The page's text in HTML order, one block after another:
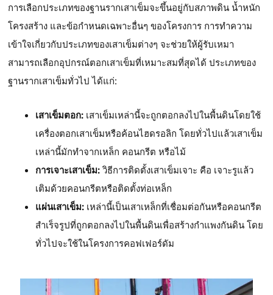
การเลือกประเภทของฐานรากเสาเข็มจะขึ้นอยู่กับสภาพดิน น้ำหนัก
โครงสร้าง และข้อกำหนดเฉพาะอื่นๆ ของโครงการ การทำความ
เข้าใจเกี่ยวกับประเภทของเสาเข็มต่างๆ จะช่วยให้ผู้รับเหมา
สามารถเลือกอุปกรณ์ตอกเสาเข็มที่เหมาะสมที่สุดได้ ประเภทของ
ฐานรากเสาเข็มทั่วไป ได้แก่:
เสาเข็มตอก: เสาเข็มเหล่านี้จะถูกตอกลงไปในพื้นดินโดยใช้
เครื่องตอกเสาเข็มหรือค้อนไฮดรอลิก โดยทั่วไปแล้วเสาเข็ม
เหล่านี้มักทำจากเหล็ก คอนกรีต หรือไม้
การเจาะเสาเข็ม: วิธีการติดตั้งเสาเข็มเจาะ คือ เจาะรูแล้ว
เติมด้วยคอนกรีตหรือติดตั้งท่อเหล็ก
แผ่นเสาเข็ม: เหล่านี้เป็นเสาเหล็กที่เชื่อมต่อกันหรือคอนกรีต
สำเร็จรูปที่ถูกตอกลงไปในพื้นดินเพื่อสร้างกำแพงกันดิน โดย
ทั่วไปจะใช้ในโครงการคอฟเฟอร์ดัม